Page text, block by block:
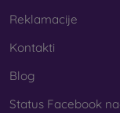
Reklamacije
Kontakti
Blog
Status Facebook